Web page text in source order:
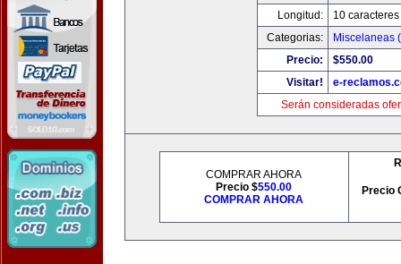
Longitud:
10 caracteres
Categorias:
Miscelaneas
Precio:
$550.00
Visitar!
e-
Serán consideradas
COMPRAR AHORA
Precio $550.00
COMPRAR AHORA
Precio